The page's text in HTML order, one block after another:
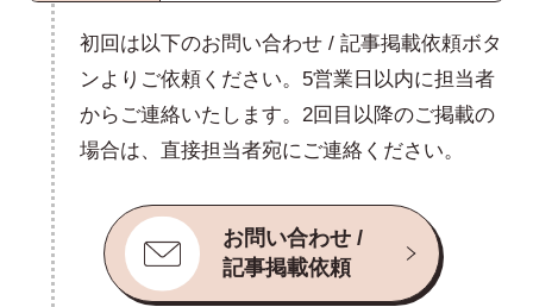
初回は以下のお問い合わせ / 記事掲載依頼ボタ
ンよりご依頼ください。5営業日以内に担当者
からご連絡いたします。2回目以降のご掲載の
場合は、直接担当者宛にご連絡ください。
お問い合わせ /
記事掲載依頼